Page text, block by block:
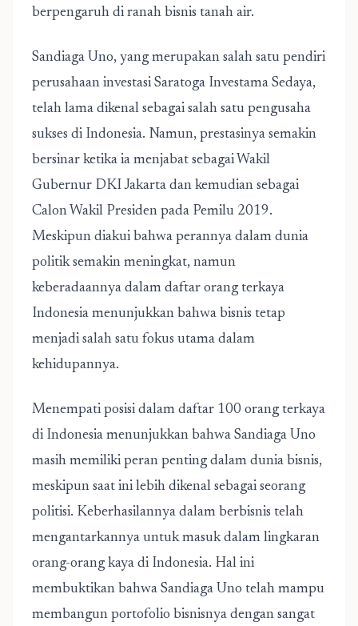
berpengaruh di ranah bisnis tanah air.
Sandiaga Uno, yang merupakan salah satu pendiri
perusahaan investasi Saratoga Investama Sedaya,
telah lama dikenal sebagai salah satu pengusaha
sukses di Indonesia. Namun, prestasinya semakin
bersinar ketika ia menjabat sebagai Wakil
Gubernur DKI Jakarta dan kemudian sebagai
Calon Wakil Presiden pada Pemilu 2019.
Meskipun diakui bahwa perannya dalam dunia
politik semakin meningkat, namun
keberadaannya dalam daftar orang terkaya
Indonesia menunjukkan bahwa bisnis tetap
menjadi salah satu fokus utama dalam
kehidupannya.
Menempati posisi dalam daftar 100 orang terkaya
di Indonesia menunjukkan bahwa Sandiaga Uno
masih memiliki peran penting dalam dunia bisnis,
meskipun saat ini lebih dikenal sebagai seorang
politisi. Keberhasilannya dalam berbisnis telah
mengantarkannya untuk masuk dalam lingkaran
orang-orang kaya di Indonesia. Hal ini
membuktikan bahwa Sandiaga Uno telah mampu
membangun portofolio bisnisnya dengan sangat